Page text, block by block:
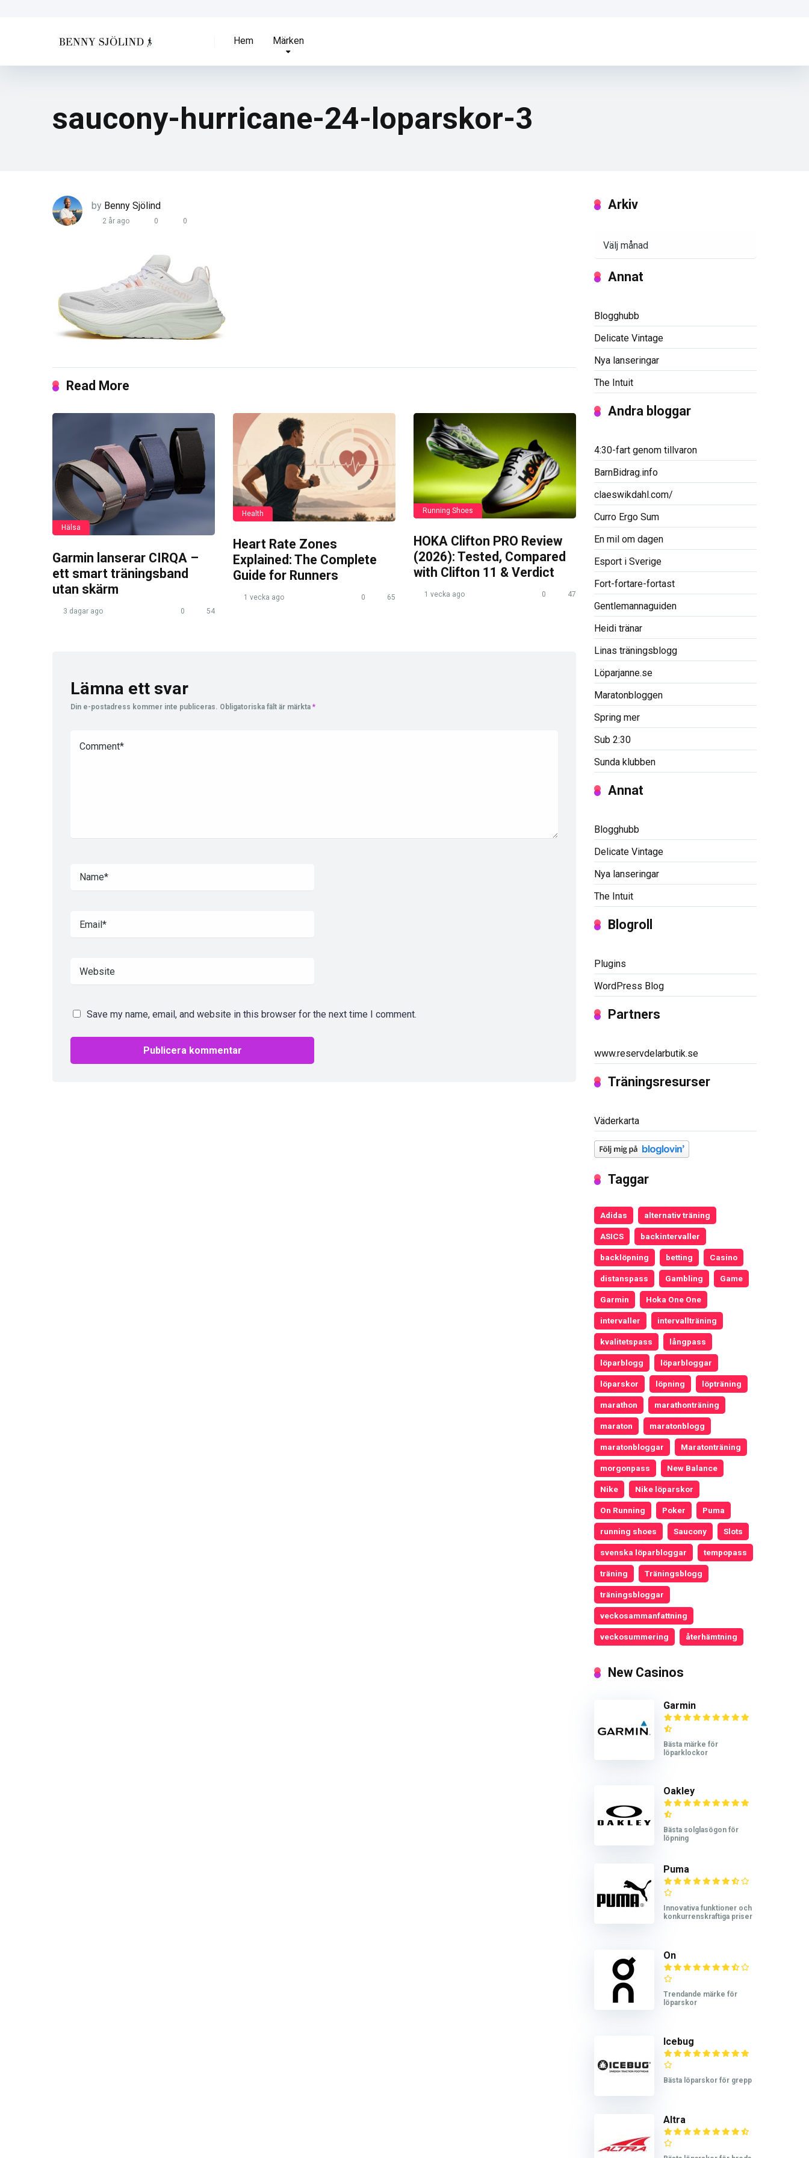
Hem Märken
saucony-hurricane-24-loparskor-3
by Benny Sjölind
2 år ago 0 0
Read More
Hälsa
Garmin lanserar CIRQA –
ett smart träningsband
utan skärm
3 dagar ago 0 54
Health
Heart Rate Zones
Explained: The Complete
Guide for Runners
1 vecka ago 0 65
Running Shoes
HOKA Clifton PRO Review
(2026): Tested, Compared
with Clifton 11 & Verdict
1 vecka ago 0 47
Lämna ett svar
Din e-postadress kommer inte publiceras. Obligatoriska fält är märkta *
Save my name, email, and website in this browser for the next time I comment.
Arkiv
Annat
Blogghubb
Delicate Vintage
Nya lanseringar
The Intuit
Andra bloggar
4:30-fart genom tillvaron
BarnBidrag.info
claeswikdahl.com/
Curro Ergo Sum
En mil om dagen
Esport i Sverige
Fort-fortare-fortast
Gentlemannaguiden
Heidi tränar
Linas träningsblogg
Löparjanne.se
Maratonbloggen
Spring mer
Sub 2:30
Sunda klubben
Annat
Blogghubb
Delicate Vintage
Nya lanseringar
The Intuit
Blogroll
Plugins
WordPress Blog
Partners
www.reservdelarbutik.se
Träningsresurser
Väderkarta
Taggar
Adidas alternativ träning
ASICS backintervaller
backlöpning betting Casino
distanspass Gambling Game
Garmin Hoka One One
intervaller intervallträning
kvalitetspass långpass
löparblogg löparbloggar
löparskor löpning löpträning
marathon marathonträning
maraton maratonblogg
maratonbloggar Maratonträning
morgonpass New Balance
Nike Nike löparskor
On Running Poker Puma
running shoes Saucony Slots
svenska löparbloggar tempopass
träning Träningsblogg
träningsbloggar
veckosammanfattning
veckosummering återhämtning
New Casinos
Garmin
Bästa märke för
löparklockor
Oakley
Bästa solglasögon för
löpning
Puma
Innovativa funktioner och
konkurrenskraftiga priser
On
Trendande märke för
löparskor
Icebug
Bästa löparskor för grepp
Altra